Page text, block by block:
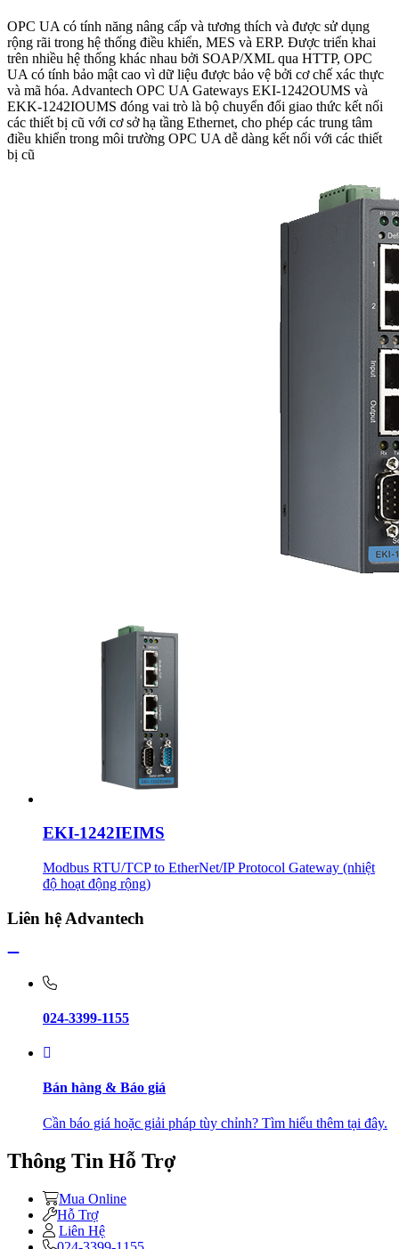
OPC UA có tính năng nâng cấp và tương thích và được sử dụng
rộng rãi trong hệ thống điều khiển, MES và ERP. Được triển khai
trên nhiều hệ thống khác nhau bởi SOAP/XML qua HTTP, OPC
UA có tính bảo mật cao vì dữ liệu được bảo vệ bởi cơ chế xác thực
và mã hóa. Advantech OPC UA Gateways EKI-1242OUMS và
EKK-1242IOUMS đóng vai trò là bộ chuyển đổi giao thức kết nối
các thiết bị cũ với cơ sở hạ tầng Ethernet, cho phép các trung tâm
điều khiển trong môi trường OPC UA dễ dàng kết nối với các thiết
bị cũ
EKI-1242IEIMS
Modbus RTU/TCP to EtherNet/IP Protocol Gateway (nhiệt
độ hoạt động rộng)
Liên hệ Advantech
024-3399-1155
Bán hàng & Báo giá
Cần báo giá hoặc giải pháp tùy chỉnh? Tìm hiểu thêm tại đây.
Thông Tin Hỗ Trợ
Mua Online
Hỗ Trợ
Liên Hệ